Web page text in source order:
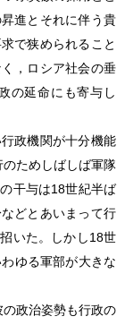
進とそれに伴う貴
で狭められること
，ロシア社会の垂
の延命にも寄与し
政機関が十分機能
ためしばしば軍隊
干与は18世紀半ば
どとあいまって行
いた。しかし18世
ゆる軍部が大きな
政治姿勢も行政の